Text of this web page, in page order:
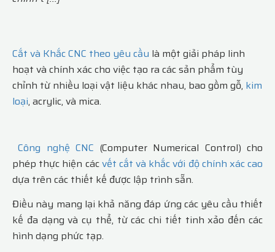
Cắt và Khắc CNC theo yêu cầu là một giải pháp linh
hoạt và chính xác cho việc tạo ra các sản phẩm tùy
chỉnh từ nhiều loại vật liệu khác nhau, bao gồm gỗ, kim
loại, acrylic, và mica.
Công nghệ CNC (Computer Numerical Control) cho
phép thực hiện cácvết cắt và khắc với độ chính xác cao
dựa trên các thiết kế được lập trình sẵn.
Điều này mang lại khả năng đáp ứng các yêu cầu thiết
kế đa dạng và cụ thể, từ các chi tiết tinh xảo đến các
hình dạng phức tạp.